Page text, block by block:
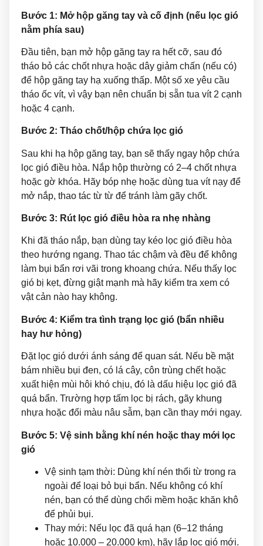
Bước 1: Mở hộp găng tay và cố định (nếu lọc gió
nằm phía sau)
Đầu tiên, bạn mở hộp găng tay ra hết cỡ, sau đó
tháo bỏ các chốt nhựa hoặc dây giảm chấn (nếu có)
để hộp găng tay hạ xuống thấp. Một số xe yêu cầu
tháo ốc vít, vì vậy bạn nên chuẩn bị sẵn tua vít 2 cạnh
hoặc 4 cạnh.
Bước 2: Tháo chốt/hộp chứa lọc gió
Sau khi hạ hộp găng tay, bạn sẽ thấy ngay hộp chứa
lọc gió điều hòa. Nắp hộp thường có 2–4 chốt nhựa
hoặc gờ khóa. Hãy bóp nhẹ hoặc dùng tua vít nạy để
mở nắp, thao tác từ từ để tránh làm gãy chốt.
Bước 3: Rút lọc gió điều hòa ra nhẹ nhàng
Khi đã tháo nắp, bạn dùng tay kéo lọc gió điều hòa
theo hướng ngang. Thao tác chậm và đều để không
làm bụi bẩn rơi vãi trong khoang chứa. Nếu thấy lọc
gió bị kẹt, đừng giật mạnh mà hãy kiểm tra xem có
vật cản nào hay không.
Bước 4: Kiểm tra tình trạng lọc gió (bẩn nhiều
hay hư hỏng)
Đặt lọc gió dưới ánh sáng để quan sát. Nếu bề mặt
bám nhiều bụi đen, có lá cây, côn trùng chết hoặc
xuất hiện mùi hôi khó chịu, đó là dấu hiệu lọc gió đã
quá bẩn. Trường hợp tấm lọc bị rách, gãy khung
nhựa hoặc đổi màu nâu sẫm, bạn cần thay mới ngay.
Bước 5: Vệ sinh bằng khí nén hoặc thay mới lọc
gió
Vệ sinh tạm thời: Dùng khí nén thổi từ trong ra
ngoài để loại bỏ bụi bẩn. Nếu không có khí
nén, bạn có thể dùng chổi mềm hoặc khăn khô
để phủi bụi.
Thay mới: Nếu lọc đã quá hạn (6–12 tháng
hoặc 10.000 – 20.000 km), hãy lắp lọc gió mới.